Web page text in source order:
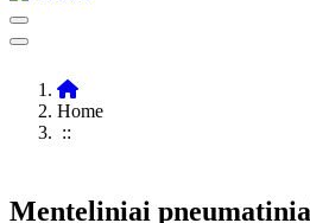
Home
::
Menteliniai